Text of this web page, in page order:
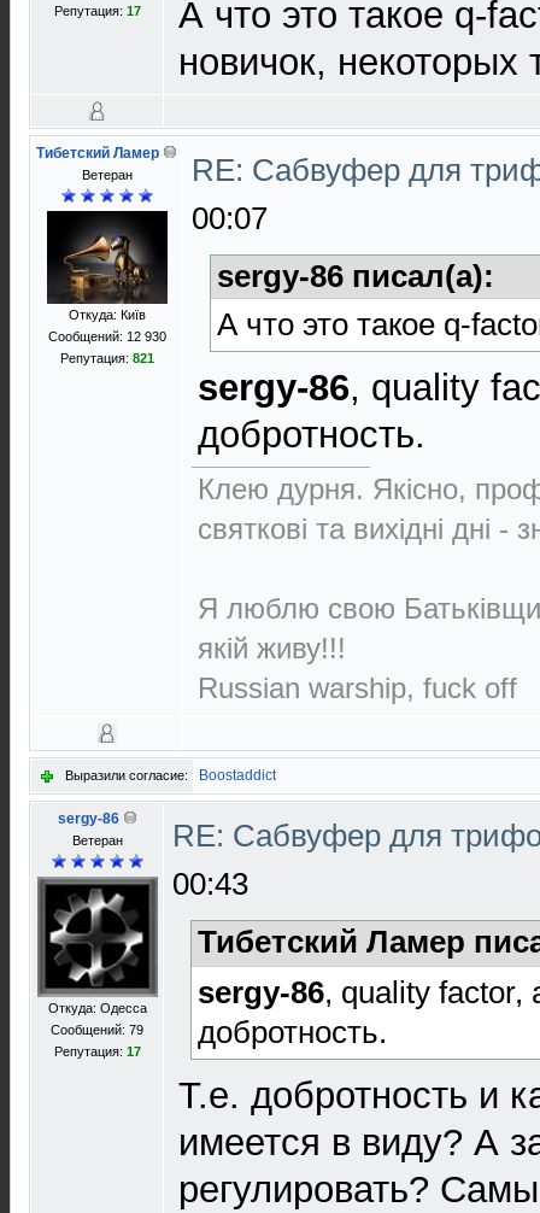
Репутация: 17
А что это такое q-
новичок,
Тибетский Ламер
Ветеран
Откуда: Київ
Сообщений: 12 930
Репутация: 821
RE: Сабвуфер для
00:07
sergy-86 писал(а):
А что это такое q-
sergy-86, quality
добротность.
Клею дурня. Якісно,
святкові та вихідні дні -
Я люблю свою
якій живу!!!
Russian warship, fuck off
Выразили согласие: Boostaddict
sergy-86
Ветеран
Откуда: Одесса
Сообщений: 79
Репутация: 17
RE: Сабвуфер для
00:43
Тибетский Ламер
sergy-86, quality
добротность.
Т.е. добротность и
имеется в виду? А
регулировать?